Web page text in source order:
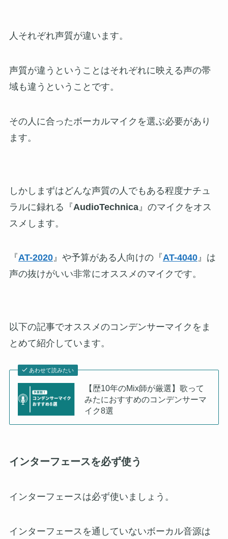
人それぞれ声質が違います。
声質が違うということはそれぞれに映える声の帯
域も違うということです。
その人に合ったボーカルマイクを選ぶ必要があり
ます。
しかしまずはどんな声質の人でもある程度ナチュ
ラルに録れる『AudioTechnica』のマイクをオス
スメします。
『AT-2020』や予算がある人向けの『AT-4040』は
声の抜けがいい非常にオススメのマイクです。
以下の記事でオススメのコンデンサーマイクをま
とめて紹介しています。
あわせて読みたい
【歴10年のMix師が厳選】歌って
みたにおすすめのコンデンサーマ
イク8選
インターフェースを必ず使う
インターフェースは必ず使いましょう。
インターフェースを通していないボーカル音源は